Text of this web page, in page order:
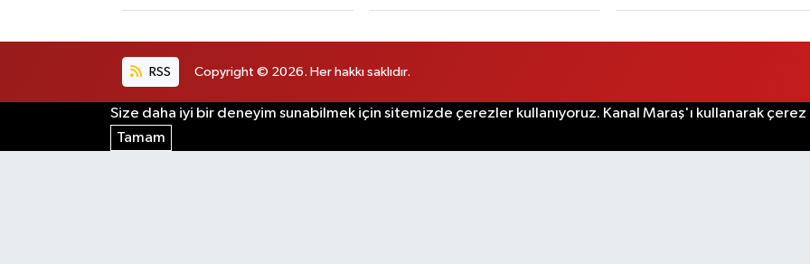
RSS Copyright © 2026. Her hakkı saklıdır.
Size daha iyi bir deneyim sunabilmek için sitemizde çerezler kullanıyoruz. Kanal Maraş'ı kullanarak çerez
Tamam